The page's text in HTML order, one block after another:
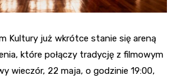
Kultury już wkrótce stanie się areną
które połączy tradycję z filmowym
wieczór, 22 maja, o godzinie 19:00,